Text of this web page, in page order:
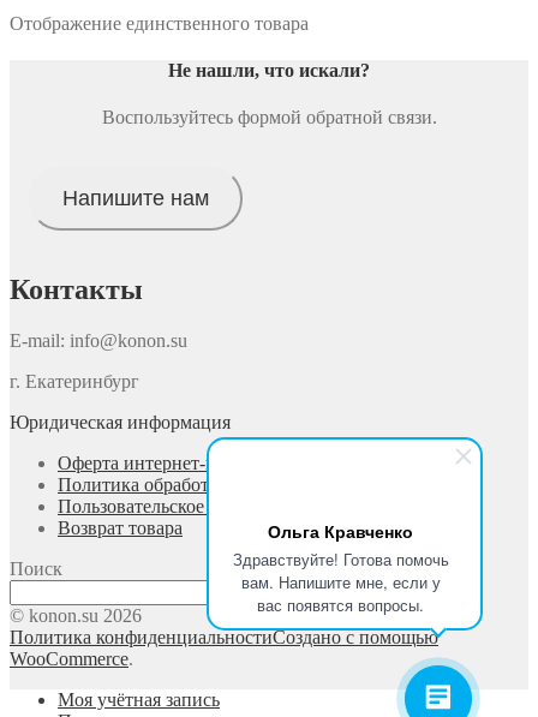
Ольга Кравченко
Здравствуйте! Готова помочь
вам. Напишите мне, если у
вас появятся вопросы.
вариаций.
можно
на
странице
Отображение единственного товара
Не нашли, что искали?
Воспользуйтесь формой обратной связи.
Напишите нам
Контакты
E-mail: info@konon.su
г. Екатеринбург
Юридическая информация
Оферта интернет-магазина
Политика обработки персональных данных
Пользовательское соглашение
Возврат товара
Поиск
Поиск
© konon.su 2026
Политика конфиденциальностиСоздано с помощью
WooCommerce.
Моя учётная запись